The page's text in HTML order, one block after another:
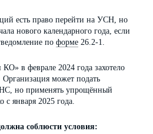
есть право перейти на УСН, но
нового календарного года, если
по форме 26.2-1.
в феврале 2024 года захотело
может подать
но применять упрощённый
с января 2025 года.
соблюсти условия: